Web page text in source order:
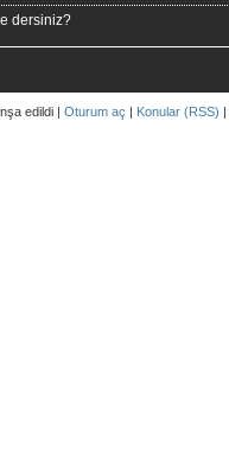
dersiniz?
edildi | Oturum aç | Konular (RSS) |